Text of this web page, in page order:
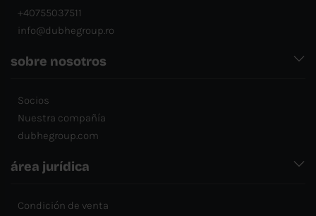
+40755037511
info@dubhegroup.ro
sobre nosotros
Socios
Nuestra compañía
dubhegroup.com
área jurídica
Condición de venta